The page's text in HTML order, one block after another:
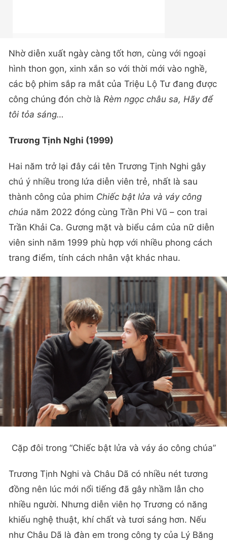
Nhờ diễn xuất ngày càng tốt hơn, cùng với ngoại
hình thon gọn, xinh xắn so với thời mới vào nghề,
các bộ phim sắp ra mắt của Triệu Lộ Tư đang được
công chúng đón chờ là Rèm ngọc châu sa, Hãy để
tôi tỏa sáng…
Trương Tịnh Nghi (1999)
Hai năm trở lại đây cái tên Trương Tịnh Nghi gây
chú ý nhiều trong lứa diễn viên trẻ, nhất là sau
thành công của phim Chiếc bật lửa và váy công
chúa năm 2022 đóng cùng Trần Phi Vũ – con trai
Trần Khải Ca. Gương mặt và biểu cảm của nữ diễn
viên sinh năm 1999 phù hợp với nhiều phong cách
trang điểm, tính cách nhân vật khác nhau.
Cặp đôi trong “Chiếc bật lửa và váy áo công chúa”
Trương Tịnh Nghi và Châu Dã có nhiều nét tương
đồng nên lúc mới nổi tiếng đã gây nhầm lẫn cho
nhiều người. Nhưng diễn viên họ Trương có năng
khiếu nghệ thuật, khí chất và tươi sáng hơn. Nếu
như Châu Dã là đàn em trong công ty của Lý Băng